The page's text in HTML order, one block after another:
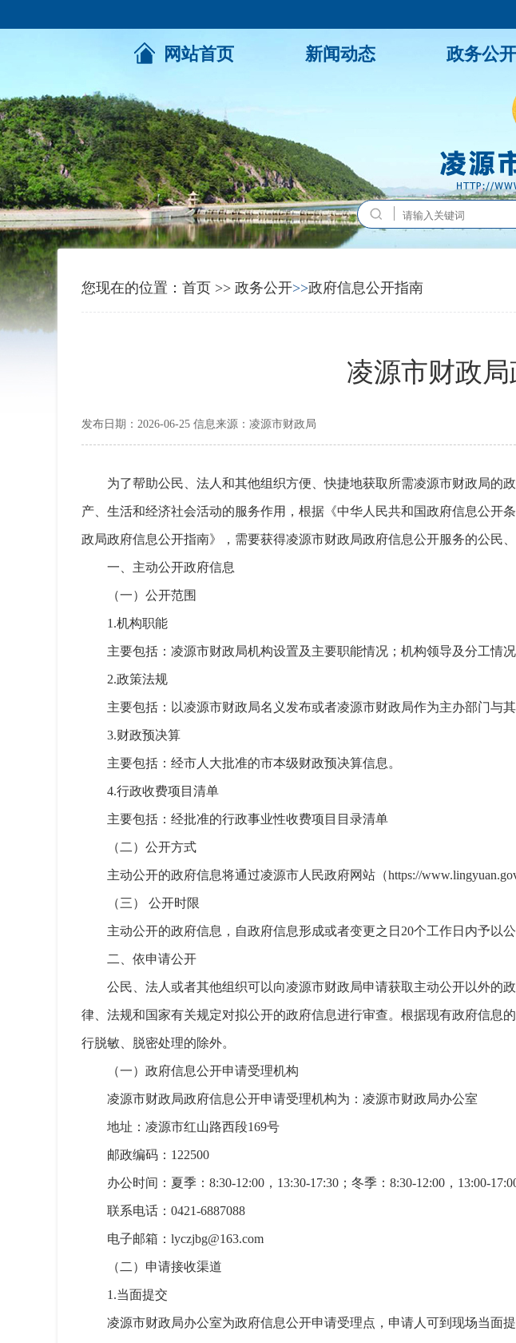
网站首页 新闻动态 政务公开
您现在的位置： 首页 >> 政务公开>>政府信息公开指南
凌源市财政
发布日期：2026-06-25 信息来源：凌源市财政局
为了帮助公民、法人和其他组织方便、快捷地获取所需凌源市财政局的
产、生活和经济社会活动的服务作用，根据《中华人民共和国政府信息公
政局政府信息公开指南》，需要获得凌源市财政局政府信息公开服务的公民
一、主动公开政府信息
（一）公开范围
1.机构职能
主要包括：凌源市财政局机构设置及主要职能情况；机构领导及分工情
2.政策法规
主要包括：以凌源市财政局名义发布或者凌源市财政局作为主办部门与
3.财政预决算
主要包括：经市人大批准的市本级财政预决算信息。
4.行政收费项目清单
主要包括：经批准的行政事业性收费项目目录清单
（二）公开方式
主动公开的政府信息将通过凌源市人民政府网站（https://
（三） 公开时限
主动公开的政府信息，自政府信息形成或者变更之日20个工作日内予以
二、依申请公开
公民、法人或者其他组织可以向凌源市财政局申请获取主动公开以外的
律、法规和国家有关规定对拟公开的政府信息进行审查。根据现有政府信息
行脱敏、脱密处理的除外。
（一）政府信息公开申请受理机构
凌源市财政局政府信息公开申请受理机构为：凌源市财政局办公室
地址：凌源市红山路西段169号
邮政编码：122500
办公时间：夏季：8:30-12:00，13:30-17:30；冬季：8:30-12:00，13:00-
联系电话：0421-6887088
电子邮箱：lyczjbg@163.com
（二）申请接收渠道
1.当面提交
凌源市财政局办公室为政府信息公开申请受理点，申请人可到现场当面提